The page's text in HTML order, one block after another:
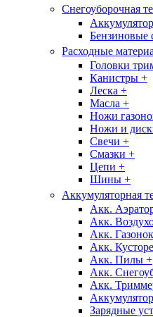
Снегоуборочная
Бензиновые
Расходные
Головки
Канистры +
Леска +
Масла +
Ножи
Ножи и
Свечи +
Смазки +
Цепи +
Шины +
Аккумуляторная
Акк.
Акк.
Акк.
Акк.
Акк. Пилы +
Акк.
Акк.
Зарядные